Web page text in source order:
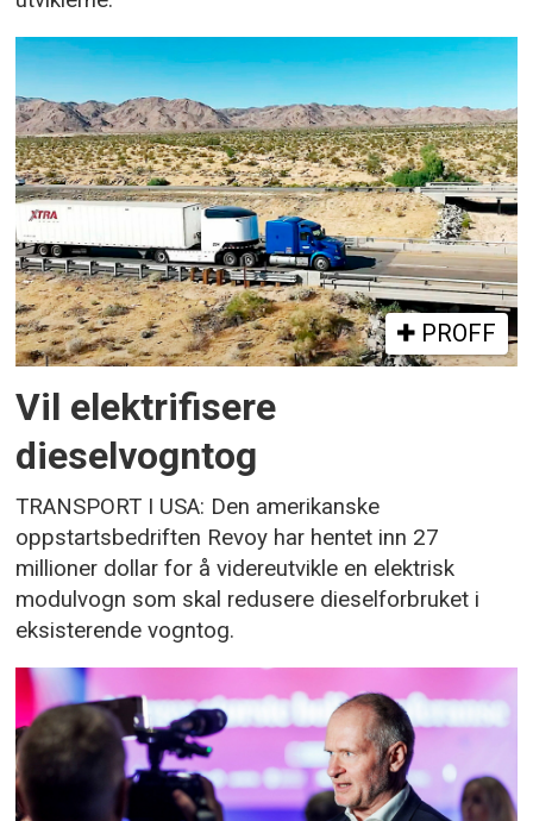
PROFF
Vil elektrifisere
dieselvogntog
TRANSPORT I USA: Den amerikanske
oppstartsbedriften Revoy har hentet inn 27
millioner dollar for å videreutvikle en elektrisk
modulvogn som skal redusere dieselforbruket i
eksisterende vogntog.